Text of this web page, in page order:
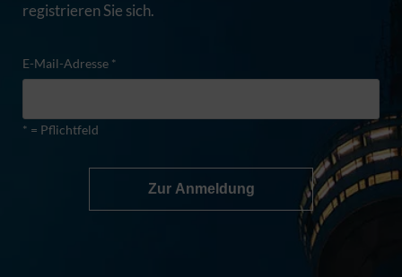
registrieren Sie sich.
E-Mail-Adresse *
* = Pflichtfeld
Zur Anmeldung